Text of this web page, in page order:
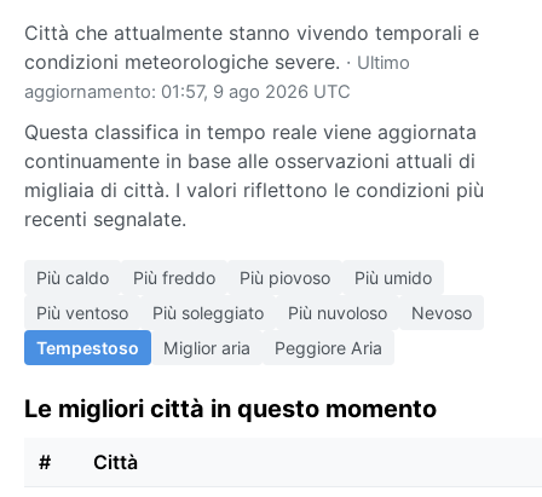
Città che attualmente stanno vivendo temporali e
condizioni meteorologiche severe. · Ultimo
aggiornamento: 01:57, 9 ago 2026 UTC
Questa classifica in tempo reale viene aggiornata
continuamente in base alle osservazioni attuali di
migliaia di città. I valori riflettono le condizioni più
recenti segnalate.
Più caldo Più freddo Più piovoso
Più umido
Più ventoso
Più soleggiato Più nuvoloso
Nevoso
Tempestoso
Miglior aria Peggiore Aria
Le migliori città in questo momento
# Città